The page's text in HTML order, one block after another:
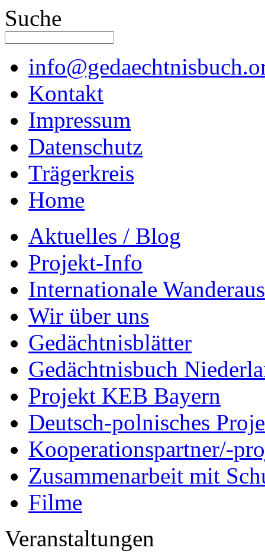
Suche
Kontakt
Impressum
Datenschutz
Trägerkreis
Home
Aktuelles / Blog
Projekt-Info
Internationale
Wir über uns
Gedächtnisblätter
Gedächtnisbuch
Projekt KEB Bayern
Deutsch-polnisches
Kooperationspartner/-
Zusammenarbeit mit
Filme
Veranstaltungen